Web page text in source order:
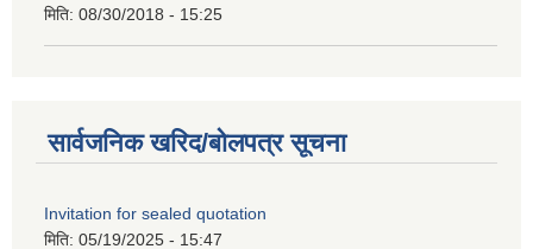
मिति: 08/30/2018 - 15:25
सार्वजनिक खरिद/बोलपत्र सूचना
Invitation for sealed quotation
मिति: 05/19/2025 - 15:47